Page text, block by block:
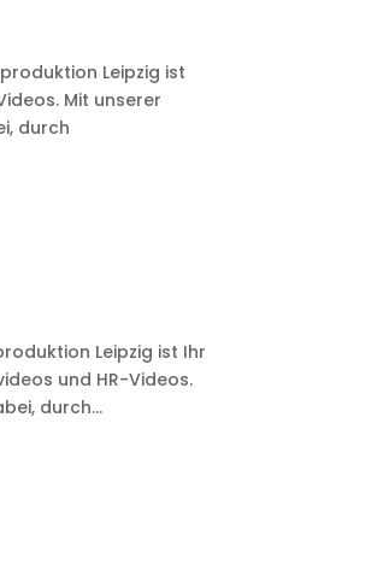
Leipzig ist
Mit unserer
durch
Leipzig ist Ihr
und HR-Videos.
durch...